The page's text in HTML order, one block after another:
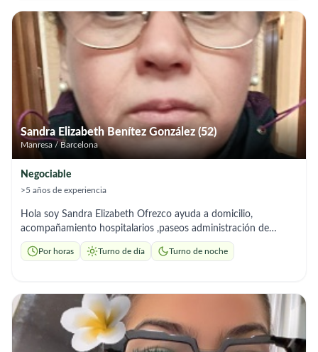
Horario de atención de llamadas : 07:00 a 09:00 y 21:00 a
00:00 WhatsApp disponible todo el día NIE con permiso de
residencia y trabajo Alta de autónoma activa
Sandra Elizabeth Benítez González (52)
Manresa / Barcelona
Negociable
>5 años de experiencia
Hola soy Sandra Elizabeth Ofrezco ayuda a domicilio,
acompañamiento hospitalarios ,paseos administración de
medicamentos, higiene, preparación de comidas Tengo echo el
curso de Acción formativa 21/FOAP/575/0172032/010 MF
una persona empática , resolutiva paciente,respetuosa..Para
Alguna oferta de trabajo agradeceré mucho . GRACIAS.
Por horas Turno de día Turno de noche